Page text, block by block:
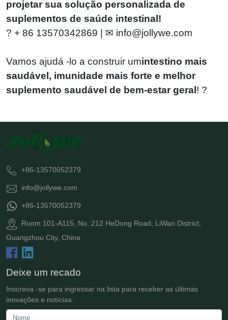
projetar sua solução personalizada de
suplementos de saúde intestinal!
? + 86 13570342869 | ✉ info@jollywe.com
Vamos ajudá -lo a construir umintestino mais
saudável, imunidade mais forte e melhor
suplemento saudável de bem-estar geral ! ?
+86-13570052379
info@jollywe.com
+86-13570052379
Room 101-A115, No. 212 HeDong Road, LiWan District,
Guangzhou City, China
Deixe um recado
Inscreva -se para ingressar na lista para receber as últimas
inovações e notícias.